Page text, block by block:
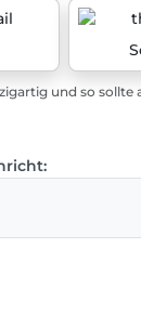
und so sollte